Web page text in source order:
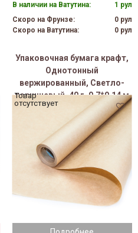
В наличии на Ватутина:
1 рул
Скоро на Фрунзе:
0 рул
Скоро на Ватутина:
0 рул
Упаковочная бумага крафт,
Однотонный
вержированный, Светло-
коричневый, 40 г, 0,7*9,14 м
Товар
отсутствует